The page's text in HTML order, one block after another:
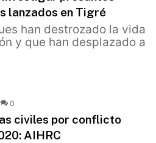
lanzados en Tigré
han destrozado la vida
y que han desplazado a
0
civiles por conflicto
AIHRC